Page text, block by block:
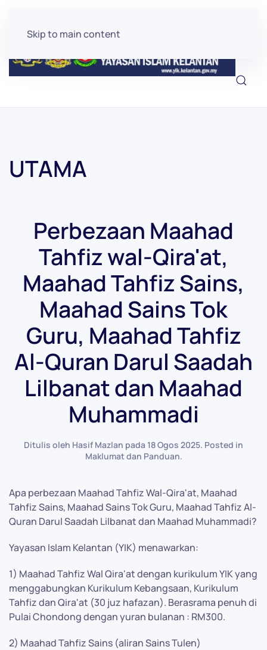
Skip to main content
UTAMA
Perbezaan Maahad
Tahfiz wal-Qira'at,
Maahad Tahfiz Sains,
Maahad Sains Tok
Guru, Maahad Tahfiz
Al-Quran Darul Saadah
Lilbanat dan Maahad
Muhammadi
Ditulis oleh Hasif Mazlan pada 18 Ogos 2025. Posted in
Maklumat dan Panduan.
Apa perbezaan Maahad Tahfiz Wal-Qira'at, Maahad
Tahfiz Sains, Maahad Sains Tok Guru, Maahad Tahfiz Al-
Quran Darul Saadah Lilbanat dan Maahad Muhammadi?
Yayasan Islam Kelantan (YIK) menawarkan:
1) Maahad Tahfiz Wal Qira'at dengan kurikulum YIK yang
menggabungkan Kurikulum Kebangsaan, Kurikulum
Tahfiz dan Qira'at (30 juz hafazan). Berasrama penuh di
Pulai Chondong dengan yuran bulanan : RM300.
2) Maahad Tahfiz Sains (aliran Sains Tulen)